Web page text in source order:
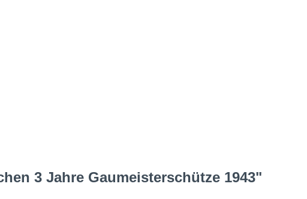
3 Jahre Gaumeisterschütze 1943"